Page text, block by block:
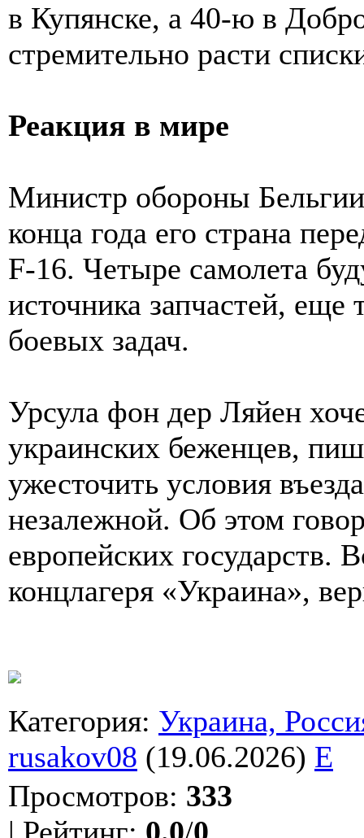
в Купянске, а 40-ю в
стремительно расти
Реакция в мире
Министр обороны
конца года его страна
F-16. Четыре самолета
источника запчастей,
боевых задач.
Урсула фон дер Ляйен
украинских беженцев,
ужесточить условия
незалежной. Об этом
европейских государств.
концлагеря «Украина»,
Категория: Украина,
rusakov08 (19.06.2026) E
Просмотров: 333